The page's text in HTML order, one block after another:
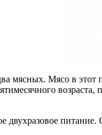
мясных. Мясо в этот
двухразовое